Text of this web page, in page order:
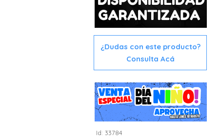
¿Dudas con este producto?
Consulta Acá
Id: 33784